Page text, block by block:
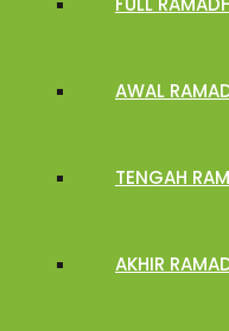
AWAL
TENGAH
AKHIR